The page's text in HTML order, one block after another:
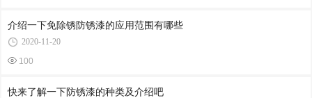
介绍一下免除锈防锈漆的应用范围有哪些
2020-11-20
100
快来了解一下防锈漆的种类及介绍吧